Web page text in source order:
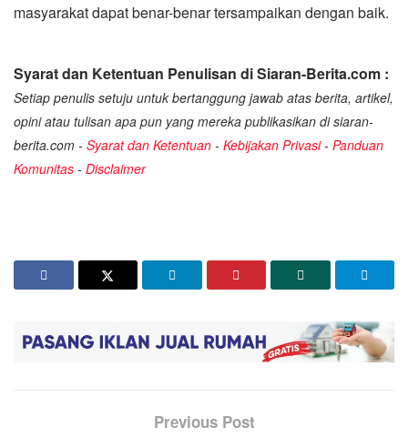
masyarakat dapat benar-benar tersampaikan dengan baik.
Syarat dan Ketentuan Penulisan di Siaran-Berita.com :
Setiap penulis setuju untuk bertanggung jawab atas berita, artikel,
opini atau tulisan apa pun yang mereka publikasikan di siaran-
berita.com - Syarat dan Ketentuan - Kebijakan Privasi- Panduan
Komunitas - Disclaimer
Previous Post